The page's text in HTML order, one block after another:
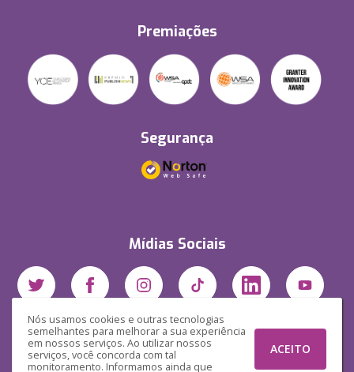
Nós usamos cookies e outras tecnologias
semelhantes para melhorar a sua experiência
em nossos serviços. Ao utilizar nossos
serviços, você concorda com tal
monitoramento. Informamos ainda que
ACEITO
Premiações
Segurança
Mídias Sociais